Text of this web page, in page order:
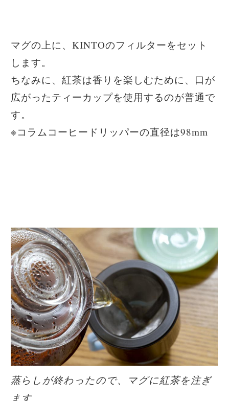
マグの上に、KINTOのフィルターをセット
します。
ちなみに、紅茶は香りを楽しむために、口が
広がったティーカップを使用するのが普通で
す。
※コラムコーヒードリッパーの直径は98mm
蒸らしが終わったので、マグに紅茶を注ぎ
ます